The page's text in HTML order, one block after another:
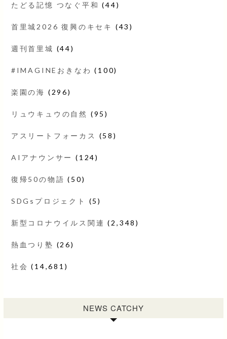
たどる記憶 つなぐ平和 (44)
首里城2026 復興のキセキ (43)
週刊首里城 (44)
#IMAGINEおきなわ (100)
楽園の海 (296)
リュウキュウの自然 (95)
アスリートフォーカス (58)
AIアナウンサー (124)
復帰50の物語 (50)
SDGsプロジェクト (5)
新型コロナウイルス関連 (2,348)
熱血つり塾 (26)
社会 (14,681)
NEWS CATCHY